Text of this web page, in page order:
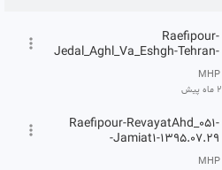
Raefipour-
Jedal_Aghl_Va_Eshgh-Tehran-
1396.07.30-
MHP
2 ماه پیش
Raefipour-RevayatAhd_051-
Jamiat1-1395.07.29-
MHP